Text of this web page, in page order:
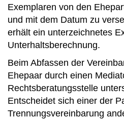
Exemplaren von den
und mit dem Datum zu
erhält ein unterzeichnetes
Unterhaltsberechnung.
Beim Abfassen der
Ehepaar durch einen
Rechtsberatungsstelle
Entscheidet sich einer der
Trennungsvereinbarung